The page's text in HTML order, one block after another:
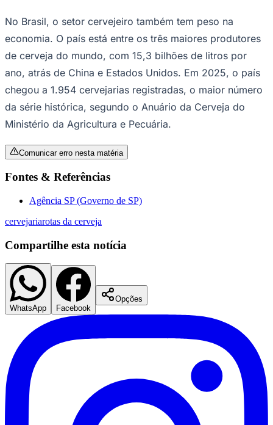
Santos
No Brasil, o setor cervejeiro também tem peso na
economia. O país está entre os três maiores produtores
de cerveja do mundo, com 15,3 bilhões de litros por
ano, atrás de China e Estados Unidos. Em 2025, o país
chegou a 1.954 cervejarias registradas, o maior número
da série histórica, segundo o Anuário da Cerveja do
Ministério da Agricultura e Pecuária.
Comunicar erro nesta matéria
Fontes & Referências
Agência SP (Governo de SP)
cervejariarotas da cerveja
Compartilhe esta notícia
WhatsApp Facebook
Opções